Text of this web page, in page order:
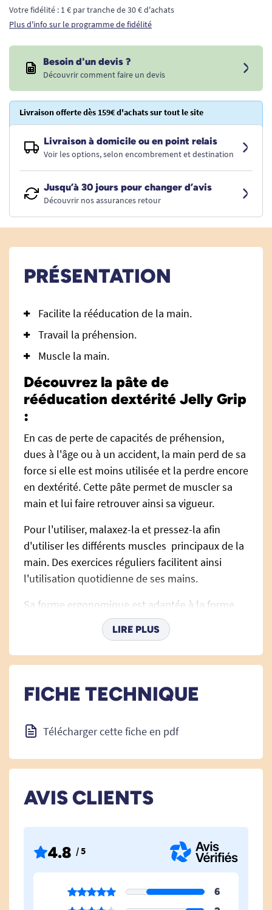
Votre fidélité : 1 € par tranche de 30 € d'achats
Plus d'info sur le programme de fidélité
Besoin d'un devis ?
Découvrir comment faire un devis
Livraison offerte dès 159€ d'achats sur tout le site
Livraison à domicile ou en point relais
Voir les options, selon encombrement et destination
Jusqu’à 30 jours pour changer d’avis
Découvrir nos assurances retour
PRÉSENTATION
Facilite la rééducation de la main.
Travail la préhension.
Muscle la main.
Découvrez la pâte de
rééducation dextérité Jelly Grip
:
En cas de perte de capacités de préhension,
dues à l'âge ou à un accident, la main perd de sa
force si elle est moins utilisée et la perdre encore
en dextérité. Cette pâte permet de muscler sa
main et lui faire retrouver ainsi sa vigueur.
Pour l'utiliser, malaxez-la et pressez-la afin
d'utiliser les différents muscles principaux de la
main. Des exercices réguliers facilitent ainsi
l'utilisation quotidienne de ses mains.
Sa forme ergonomique est adaptée à la forme
du poing et permet ainsi de faciliter l'exercice de
Cette pâte est disponible en 3 versions :
Bleue : standard.
Verte : Ferme.
Retrouvez nos accessoires de remise en forme.
LIRE PLUS
FICHE TECHNIQUE
Télécharger cette fiche en pdf
AVIS CLIENTS
4.8 / 5
6